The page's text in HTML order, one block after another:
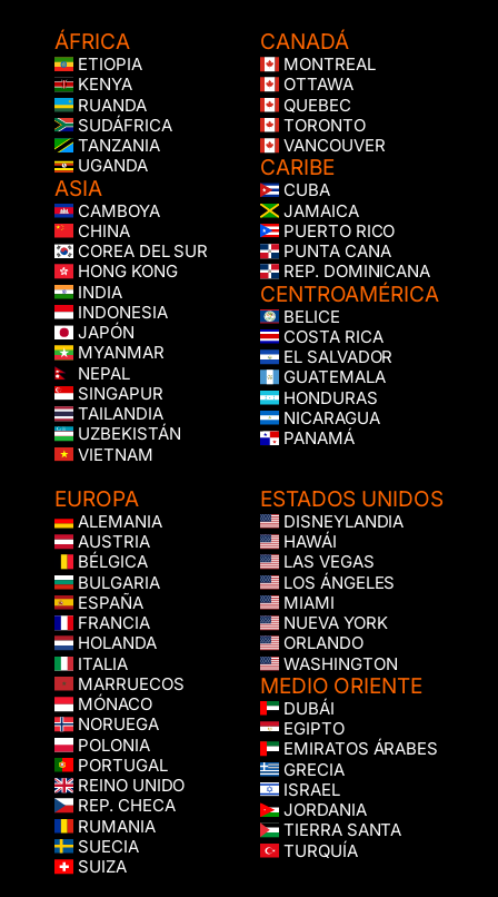
ÁFRICA
ETIOPIA
KENYA
RUANDA
SUDÁFRICA
TANZANIA
UGANDA
ASIA
CAMBOYA
CHINA
COREA DEL SUR
HONG KONG
INDIA
INDONESIA
JAPÓN
MYANMAR
NEPAL
SINGAPUR
TAILANDIA
UZBEKISTÁN
VIETNAM
CANADÁ
MONTREAL
OTTAWA
QUEBEC
TORONTO
VANCOUVER
CARIBE
CUBA
JAMAICA
PUERTO RICO
PUNTA CANA
REP. DOMINICANA
CENTROAMÉRICA
BELICE
COSTA RICA
EL SALVADOR
GUATEMALA
HONDURAS
NICARAGUA
PANAMÁ
EUROPA
ALEMANIA
AUSTRIA
BÉLGICA
BULGARIA
ESPAÑA
FRANCIA
HOLANDA
ITALIA
MARRUECOS
MÓNACO
NORUEGA
POLONIA
PORTUGAL
REINO UNIDO
REP. CHECA
RUMANIA
SUECIA
SUIZA
ESTADOS UNIDOS
DISNEYLANDIA
HAWÁI
LAS VEGAS
LOS ÁNGELES
MIAMI
NUEVA YORK
ORLANDO
WASHINGTON
MEDIO ORIENTE
DUBÁI
EGIPTO
EMIRATOS ÁRABES
GRECIA
ISRAEL
JORDANIA
TIERRA SANTA
TURQUÍA